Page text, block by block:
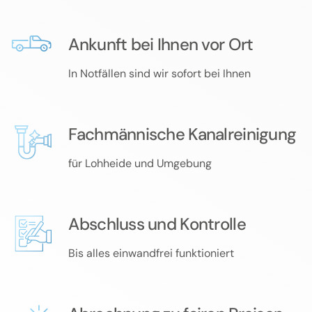
Ankunft bei Ihnen vor Ort
In Notfällen sind wir sofort bei Ihnen
Fachmännische Kanalreinigung
für Lohheide und Umgebung
Abschluss und Kontrolle
Bis alles einwandfrei funktioniert